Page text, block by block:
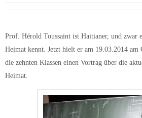
Prof. Hérold Toussaint ist Haitianer, und zwar
Heimat kennt. Jetzt hielt er am 19.03.2014
die zehnten Klassen einen Vortrag über die
Heimat.